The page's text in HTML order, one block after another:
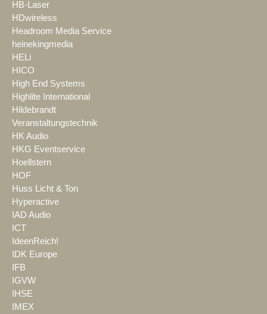
HB-Laser
HDwireless
Headroom Media Service
heinekingmedia
HELi
HICO
High End Systems
Highlite International
Hildebrandt
Veranstaltungstechnik
HK Audio
HKG Eventservice
Hoellstern
HOF
Huss Licht & Ton
Hyperactive
IAD Audio
ICT
IdeenReich!
IDK Europe
IFB
IGVW
IHSE
IMEX